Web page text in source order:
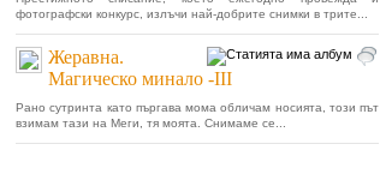
фотографски конкурс, излъчи най-добрите снимки в трите...
Жеравна.
Магическо минало -III
Рано сутринта като пъргава мома обличам носията, този път
взимам тази на Меги, тя моята. Снимаме се...